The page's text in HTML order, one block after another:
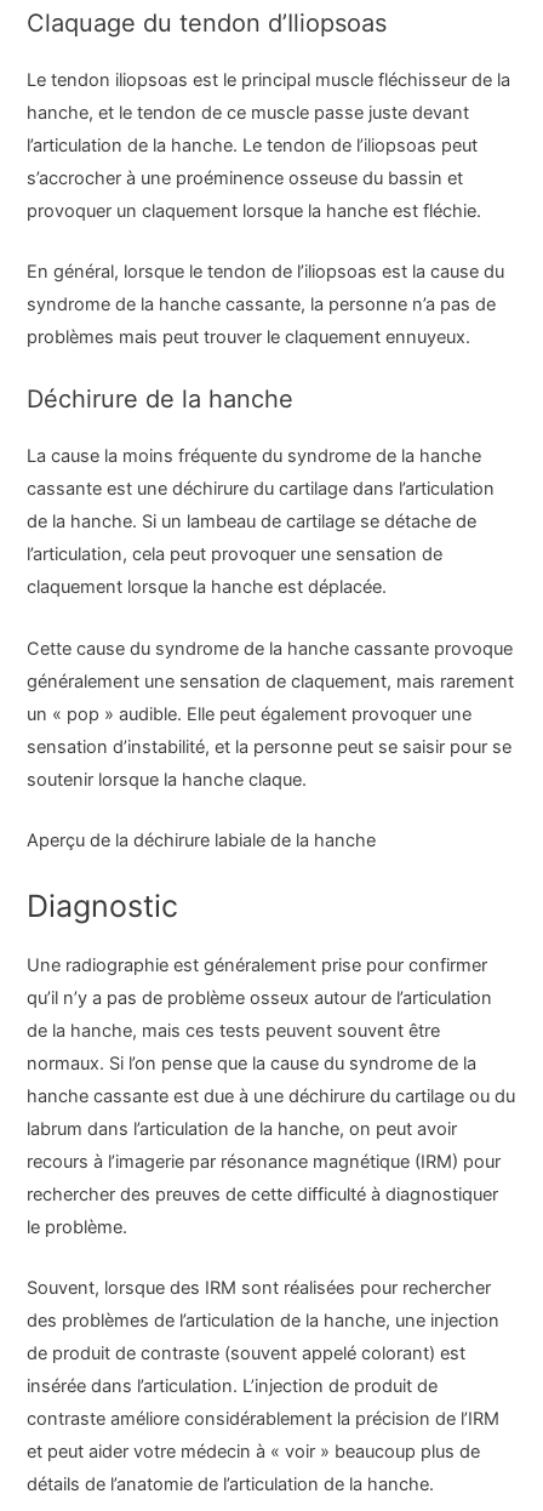
Claquage du tendon d’Iliopsoas
Le tendon iliopsoas est le principal muscle fléchisseur de la
hanche, et le tendon de ce muscle passe juste devant
l’articulation de la hanche. Le tendon de l’iliopsoas peut
s’accrocher à une proéminence osseuse du bassin et
provoquer un claquement lorsque la hanche est fléchie.
En général, lorsque le tendon de l’iliopsoas est la cause du
syndrome de la hanche cassante, la personne n’a pas de
problèmes mais peut trouver le claquement ennuyeux.
Déchirure de la hanche
La cause la moins fréquente du syndrome de la hanche
cassante est une déchirure du cartilage dans l’articulation
de la hanche. Si un lambeau de cartilage se détache de
l’articulation, cela peut provoquer une sensation de
claquement lorsque la hanche est déplacée.
Cette cause du syndrome de la hanche cassante provoque
généralement une sensation de claquement, mais rarement
un « pop » audible. Elle peut également provoquer une
sensation d’instabilité, et la personne peut se saisir pour se
soutenir lorsque la hanche claque.
Aperçu de la déchirure labiale de la hanche
Diagnostic
Une radiographie est généralement prise pour confirmer
qu’il n’y a pas de problème osseux autour de l’articulation
de la hanche, mais ces tests peuvent souvent être
normaux. Si l’on pense que la cause du syndrome de la
hanche cassante est due à une déchirure du cartilage ou du
labrum dans l’articulation de la hanche, on peut avoir
recours à l’imagerie par résonance magnétique (IRM) pour
rechercher des preuves de cette difficulté à diagnostiquer
le problème.
Souvent, lorsque des IRM sont réalisées pour rechercher
des problèmes de l’articulation de la hanche, une injection
de produit de contraste (souvent appelé colorant) est
insérée dans l’articulation. L’injection de produit de
contraste améliore considérablement la précision de l’IRM
et peut aider votre médecin à « voir » beaucoup plus de
détails de l’anatomie de l’articulation de la hanche.